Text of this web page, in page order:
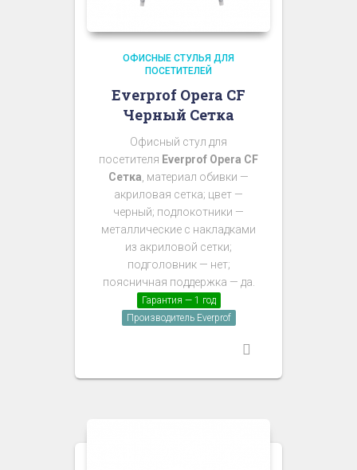
ОФИСНЫЕ СТУЛЬЯ ДЛЯ
ПОСЕТИТЕЛЕЙ
Everprof Opera CF
Черный Сетка
Офисный стул для
посетителя Everprof Opera CF
Сетка , материал обивки —
акриловая сетка; цвет —
черный; подлокотники —
металлические с накладками
из акриловой сетки;
подголовник — нет;
поясничная поддержка — да.
Гарантия — 1 год
Производитель Everprof